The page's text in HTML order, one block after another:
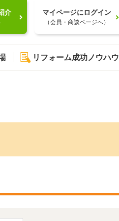
介 マイページにログイン
（会員・商談ページへ）
リフォーム成功ノウハウ